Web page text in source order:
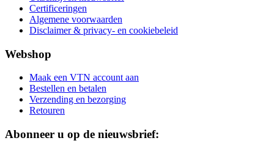
Certificeringen
Algemene voorwaarden
Disclaimer & privacy- en cookiebeleid
Webshop
Maak een VTN account aan
Bestellen en betalen
Verzending en bezorging
Retouren
Abonneer u op de nieuwsbrief: